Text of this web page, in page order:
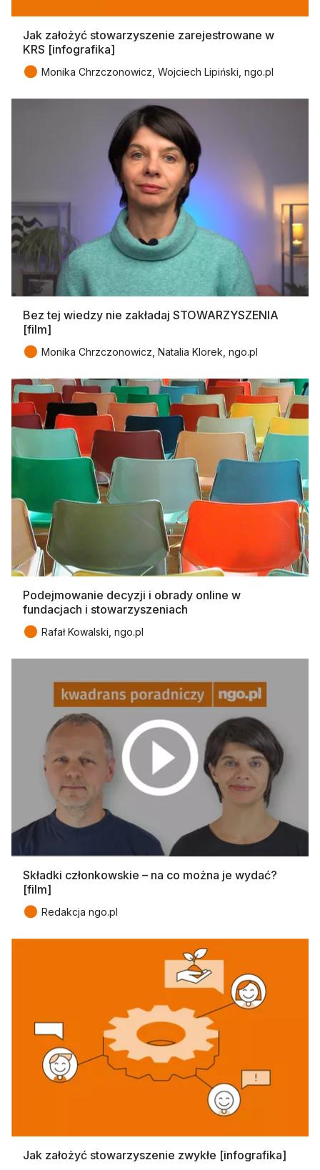
Jak założyć stowarzyszenie zarejestrowane w
KRS [infografika]
● Monika Chrzczonowicz, Wojciech Lipiński, ngo.pl
Bez tej wiedzy nie zakładaj STOWARZYSZENIA
[film]
● Monika Chrzczonowicz, Natalia Klorek, ngo.pl
Podejmowanie decyzji i obrady online w
fundacjach i stowarzyszeniach
● Rafał Kowalski, ngo.pl
Składki członkowskie – na co można je wydać?
[film]
● Redakcja ngo.pl
Jak założyć stowarzyszenie zwykłe [infografika]